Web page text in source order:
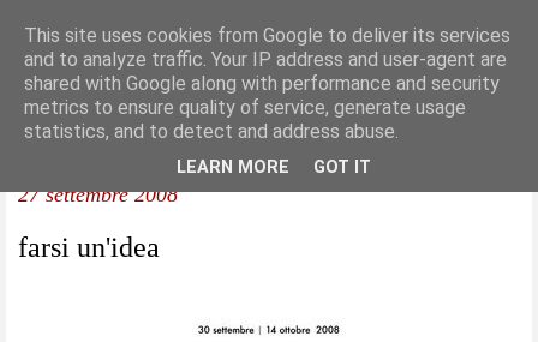
27 settembre 2008
farsi un'idea
This site uses cookies from Google to deliver its services
and to analyze traffic. Your IP address and user-agent are
shared with Google along with performance and security
metrics to ensure quality of service, generate usage
statistics, and to detect and address abuse.
LEARN MORE GOT IT